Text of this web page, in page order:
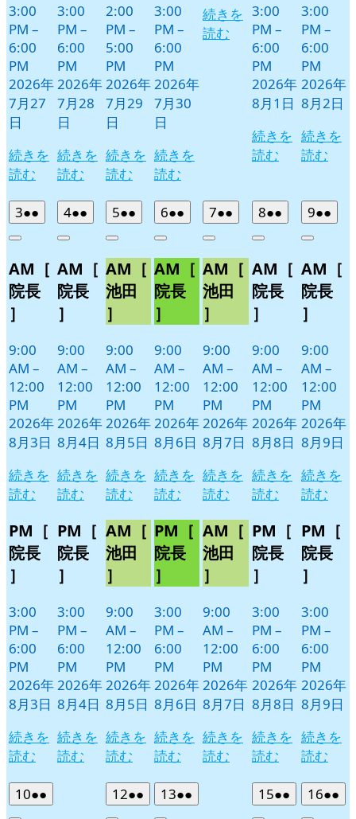
3:00
PM –
6:00
PM
2026年
7月27
日
続きを
読む
3:00
PM –
6:00
PM
2026年
7月28
日
続きを
読む
2:00
PM –
5:00
PM
2026年
7月29
日
続きを
読む
3:00
PM –
6:00
PM
2026年
7月30
日
続きを
読む
続きを
読む
3:00
PM –
6:00
PM
2026年
8月1日
続きを
読む
3:00
PM –
6:00
PM
2026年
8月2日
続きを
読む
32026
年
月
3
日
●●
件
イ
ベ
Close
AM［
院長
］
9:00
AM –
12:00
PM
2026年
8月3日
続きを
読む
PM［
院長
］
3:00
PM –
6:00
PM
2026年
8月3日
続きを
読む
42026
年
月
4
日
●●
件
イ
ベ
Close
AM［
院長
］
9:00
AM –
12:00
PM
2026年
8月4日
続きを
読む
PM［
院長
］
3:00
PM –
6:00
PM
2026年
8月4日
続きを
読む
52026
年
月
5
日
●●
件
イ
ベ
ト)
Close
AM［
池田
］
9:00
AM –
12:00
PM
2026年
8月5日
続きを
読む
AM［
池田
］
9:00
AM –
12:00
PM
2026年
8月5日
続きを
読む
62026
年
月
6
日
●●
件
イ
ベ
ト)
Close
AM［
院長
］
9:00
AM –
12:00
PM
2026年
8月6日
続きを
読む
PM［
院長
］
3:00
PM –
6:00
PM
2026年
8月6日
続きを
読む
72026
年
月
7
日
●●
件
イ
ベ
ト)
Close
AM［
池田
］
9:00
AM –
12:00
PM
2026年
8月7日
続きを
読む
AM［
池田
］
9:00
AM –
12:00
PM
2026年
8月7日
続きを
読む
82026
年
月
8
日
●●
件
イ
ベ
Close
AM［
院長
］
9:00
AM –
12:00
PM
2026年
8月8日
続きを
読む
PM［
院長
］
3:00
PM –
6:00
PM
2026年
8月8日
続きを
読む
92026
年
月
9
日
●●
件
イ
ベ
Close
AM［
院長
］
9:00
AM –
12:00
PM
2026年
8月9日
続きを
読む
PM［
院長
］
3:00
PM –
6:00
PM
2026年
8月9日
続きを
読む
102026
年
●●
件
122026
年
●●
件
132026
年
●●
件
152026
年
●●
件
162026
年
●●
件